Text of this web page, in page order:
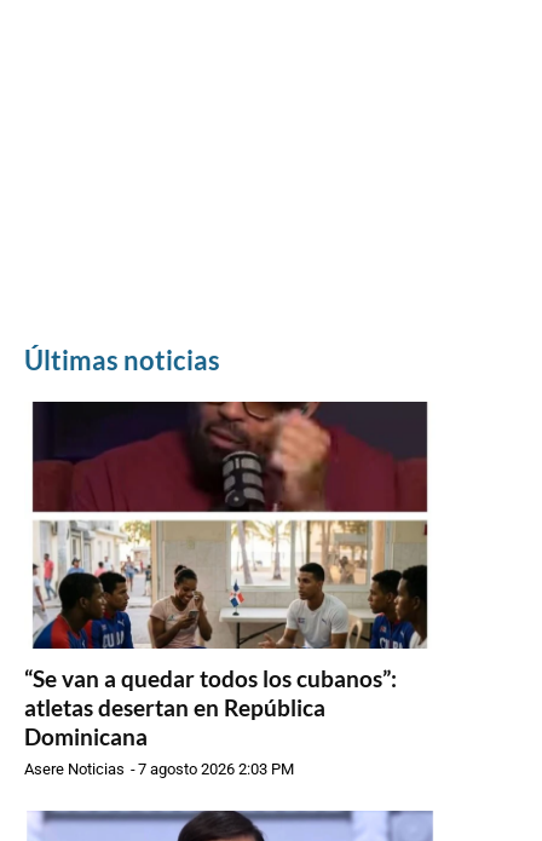
Últimas noticias
“Se van a quedar todos los cubanos”:
atletas desertan en República
Dominicana
Asere Noticias -7 agosto 2026 2:03 PM